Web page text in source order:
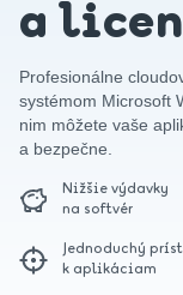
a
Profesionálne
systémom Microsoft
nim môžete vaše
a bezpečne.
Nižšie výdavky
na softvér
Jednoduchý
k aplikáciam